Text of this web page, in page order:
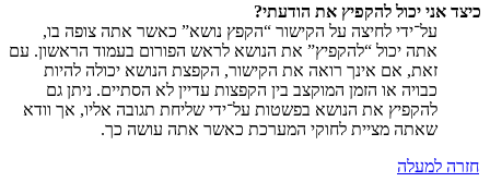
כיצד אני יכול להקפיץ את הודעתי?
על־ידי לחיצה על הקישור “הקפץ נושא” כאשר אתה צופה בו,
אתה יכול “להקפיץ” את הנושא לראש הפורום בעמוד הראשון. עם
זאת, אם אינך רואה את הקישור, הקפצת הנושא יכולה להיות
כבויה או הזמן המוקצב בין הקפצות עדיין לא הסתיים. ניתן גם
להקפיץ את הנושא בפשטות על־ידי שליחת תגובה אליו, אך וודא
שאתה מציית לחוקי המערכת כאשר אתה עושה כך.
חזרה למעלה